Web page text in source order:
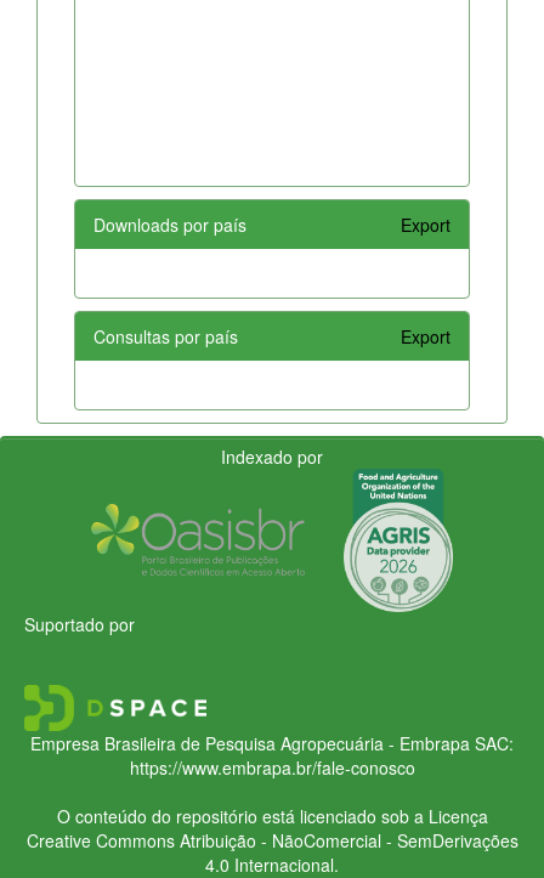
Downloads por país Export
Consultas por país Export
Indexado por
Suportado por
Empresa Brasileira de Pesquisa Agropecuária - Embrapa SAC:
https://www.embrapa.br/fale-conosco
O conteúdo do repositório está licenciado sob a Licença
Creative CommonsAtribuição - NãoComercial - SemDerivações
4.0 Internacional.